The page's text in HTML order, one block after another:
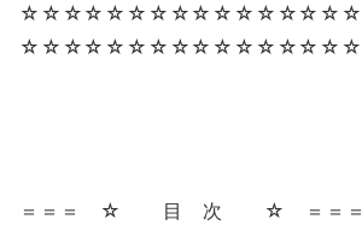
＝＝＝ ☆ 目 次 ☆ ＝＝＝＝